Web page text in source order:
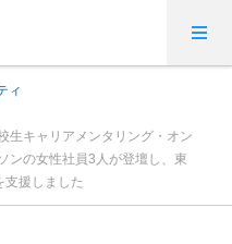
ィ
生キャリアメンタリング・オン
ンの女性社員3人が登壇し、東
支援しました